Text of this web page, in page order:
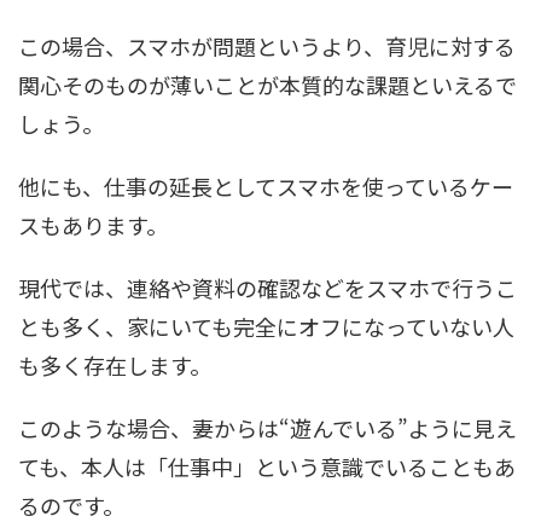
この場合、スマホが問題というより、育児に対する
関心そのものが薄いことが本質的な課題といえるで
しょう。
他にも、仕事の延長としてスマホを使っているケー
スもあります。
現代では、連絡や資料の確認などをスマホで行うこ
とも多く、家にいても完全にオフになっていない人
も多く存在します。
このような場合、妻からは“遊んでいる”ように見え
ても、本人は「仕事中」という意識でいることもあ
るのです。